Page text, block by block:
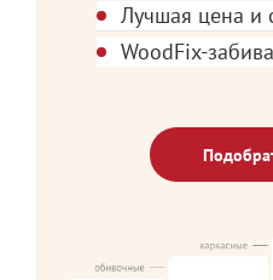
Лучшая цена и
WoodFix-